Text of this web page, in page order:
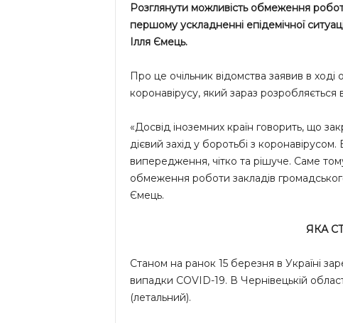
Розглянути можливість обмеження
першому ускладненні епідемічної
Ілля Ємець.
Про це очільник відомства заявив в
коронавірусу, який зараз розробляється
«Досвід іноземних країн говорить, що
дієвий захід у боротьбі з
випередження, чітко та рішуче. Саме
обмеження роботи закладів
Ємець.
ЯКА
Станом на ранок 15 березня в Україні
випадки COVID-19. В Чернівецькій
(летальний).